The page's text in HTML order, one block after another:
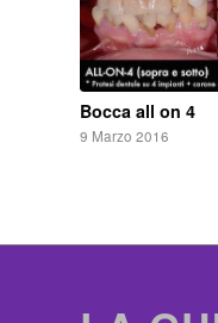
Bocca all on 4
9 Marzo 2016